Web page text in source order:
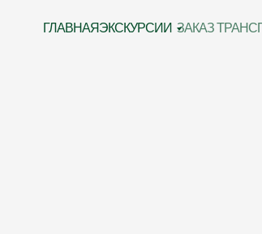
ГЛАВНАЯЭКСКУРСИИ ЗАКАЗ